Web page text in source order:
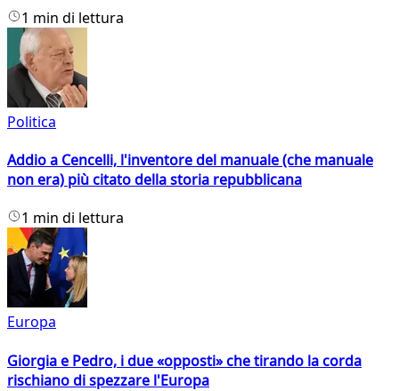
1 min di lettura
Politica
Addio a Cencelli, l'inventore del manuale (che manuale
non era) più citato della storia repubblicana
1 min di lettura
Europa
Giorgia e Pedro, i due «opposti» che tirando la corda
rischiano di spezzare l'Europa